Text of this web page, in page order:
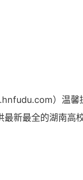
）温馨
新最全的湖南高